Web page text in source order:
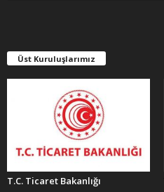
E
R
Üst Kuruluşlarımız
T.C. Ticaret Bakanlığı